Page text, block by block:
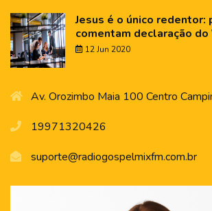
Jesus é o único redentor:
comentam declaração do
12 Jun 2020
Av. Orozimbo Maia 100 Centro
19971320426
suporte@radiogospelmixfm.com.br